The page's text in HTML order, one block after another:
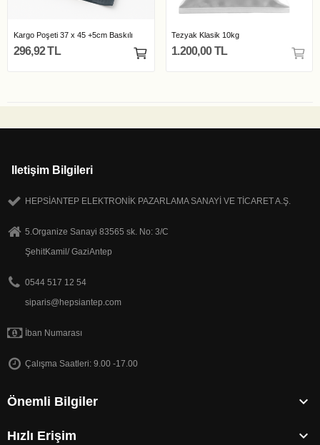
Kargo Poşeti 37 x 45 +5cm Baskılı
296,92 TL
Tezyak Klasik 10kg
1.200,00 TL
Iletişim Bilgileri
HEPSİANTEP ELEKTRONİK PAZARLAMA SANAYİ VE TİCARET A.Ş.
5.Organize Sanayi 83565 sk. No: 3/C
ŞehitKamil/ GaziAntep
0544 517 12 54
siparis@hepsiantep.com
İban Numarası
Çalışma Saatleri: 9.00 -17.00
Önemli Bilgiler 
Hızlı Erişim 